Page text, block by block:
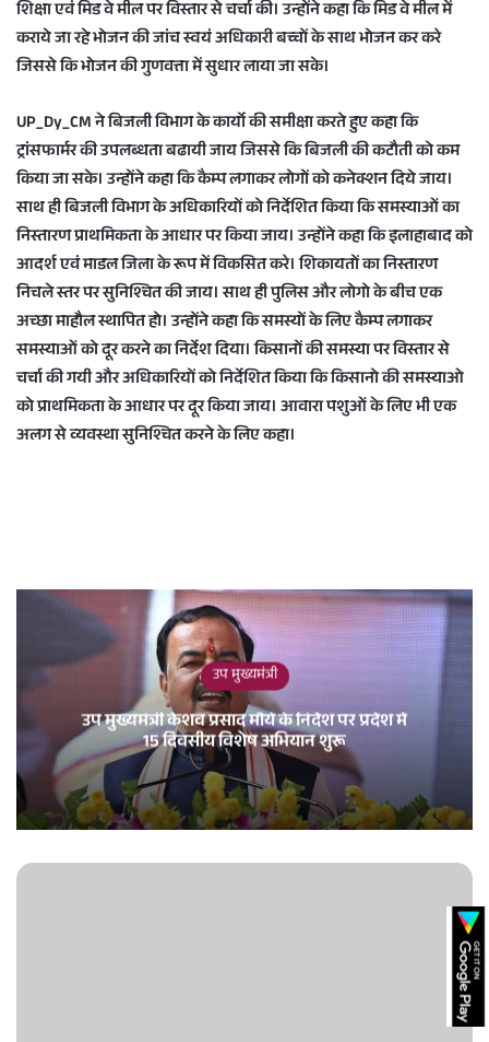
शिक्षा एवं मिड वे मील पर विस्तार से चर्चा की। उन्होंने कहा कि मिड वे मील में
कराये जा रहे भोजन की जांच स्वयं अधिकारी बच्चों के साथ भोजन कर करे
जिससे कि भोजन की गुणवत्ता में सुधार लाया जा सके।
UP_Dy_CM ने बिजली विभाग के कार्यो की समीक्षा करते हुए कहा कि
ट्रांसफार्मर की उपलब्धता बढायी जाय जिससे कि बिजली की कटौती को कम
किया जा सके। उन्होंने कहा कि कैम्प लगाकर लोगों को कनेक्शन दिये जाय।
साथ ही बिजली विभाग के अधिकारियों को निर्देशित किया कि समस्याओं का
निस्तारण प्राथमिकता के आधार पर किया जाय। उन्होंने कहा कि इलाहाबाद को
आदर्श एवं माडल जिला के रूप में विकसित करे। शिकायतों का निस्तारण
निचले स्तर पर सुनिश्चित की जाय। साथ ही पुलिस और लोगो के बीच एक
अच्छा माहौल स्थापित हो। उन्होंने कहा कि समस्यों के लिए कैम्प लगाकर
समस्याओं को दूर करने का निर्देश दिया। किसानों की समस्या पर विस्तार से
चर्चा की गयी और अधिकारियों को निर्देशित किया कि किसानो की समस्याओ
को प्राथमिकता के आधार पर दूर किया जाय। आवारा पशुओं के लिए भी एक
अलग से व्यवस्था सुनिश्चित करने के लिए कहा।
उप मुख्यमंत्री
उप मुख्यमंत्री केशव प्रसाद मौर्य के निर्देश पर प्रदेश में
15 दिवसीय विशेष अभियान शुरू